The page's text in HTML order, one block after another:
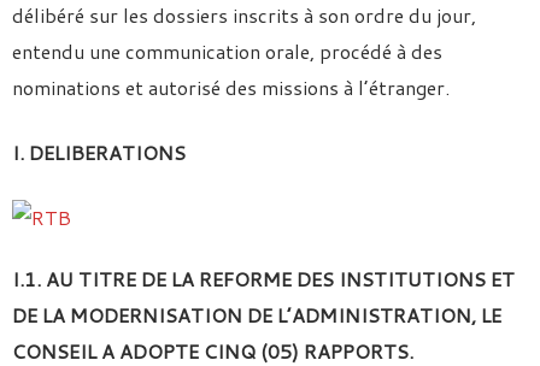
délibéré sur les dossiers inscrits à son ordre du jour,
entendu une communication orale, procédé à des
nominations et autorisé des missions à l’étranger.
I. DELIBERATIONS
I.1. AU TITRE DE LA REFORME DES INSTITUTIONS ET
DE LA MODERNISATION DE L’ADMINISTRATION, LE
CONSEIL A ADOPTE CINQ (05) RAPPORTS.